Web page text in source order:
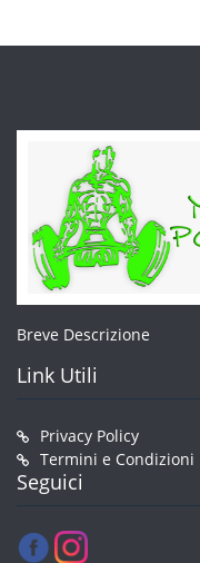
del
Breve Descrizione
Link Utili
Privacy Policy
Termini e Condizioni
Seguici